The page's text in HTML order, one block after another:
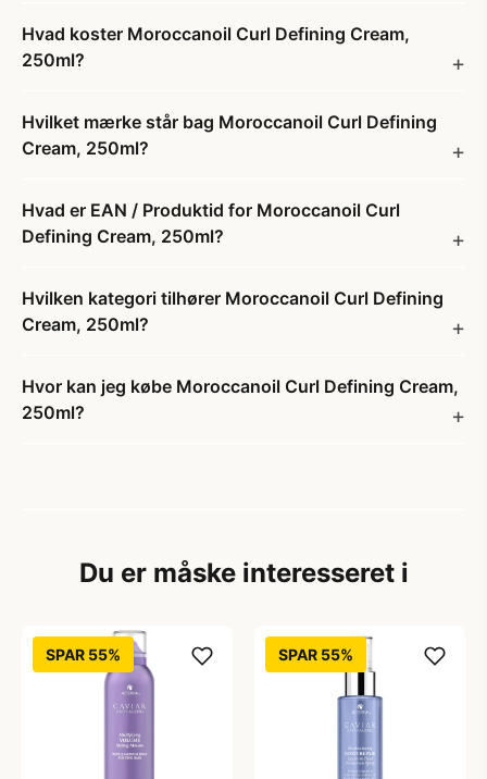
Hvad koster Moroccanoil Curl Defining Cream,
250ml?
Hvilket mærke står bag Moroccanoil Curl Defining
Cream, 250ml?
Hvad er EAN / Produktid for Moroccanoil Curl
Defining Cream, 250ml?
Hvilken kategori tilhører Moroccanoil Curl Defining
Cream, 250ml?
Hvor kan jeg købe Moroccanoil Curl Defining Cream,
250ml?
Du er måske interesseret i
SPAR 55% SPAR 55%